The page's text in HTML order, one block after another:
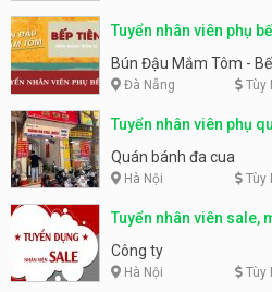
Tuyển nhân viên phụ
Tiên
Bún Đậu Mắm Tôm -
Đà Nẵng Tùy
Tuyển nhân viên phụ
Quán bánh đa cua
Hà Nội Tùy
Tuyển nhân viên sale,
Công ty
Hà Nội Tùy